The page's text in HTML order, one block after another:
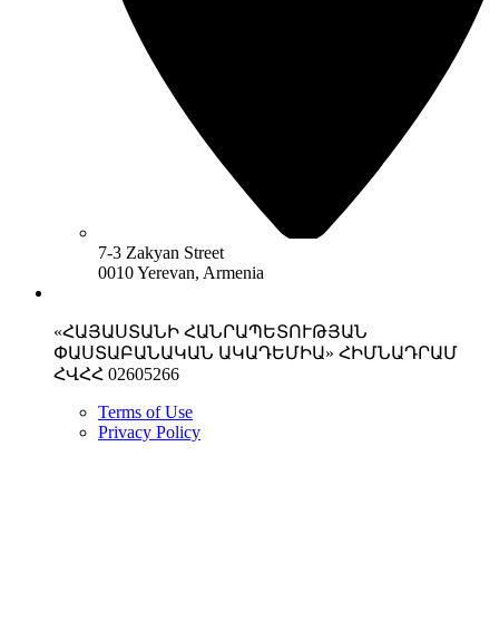
7-3 Zakyan Street
0010 Yerevan, Armenia
«ՀԱՅԱՍՏԱՆԻ ՀԱՆՐԱՊԵՏՈՒԹՅԱՆ
ՓԱՍՏԱԲԱՆԱԿԱՆ ԱԿԱԴԵՄԻԱ» ՀԻՄՆԱԴՐԱՄ
ՀՎՀՀ 02605266
Terms of Use
Privacy Policy